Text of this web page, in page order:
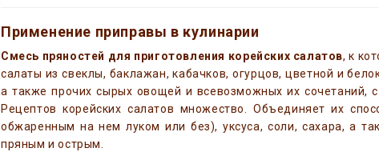
Применение приправы в кулинарии
Смесь пряностей для приготовления корейских салатов, к
салаты из свеклы, баклажан, кабачков, огурцов, цветной и
а также прочих сырых овощей и всевозможных их сочетаний,
Рецептов корейских салатов множество. Объединяет их
обжаренным на нем луком или без), уксуса, соли, сахара, а
пряным и острым.